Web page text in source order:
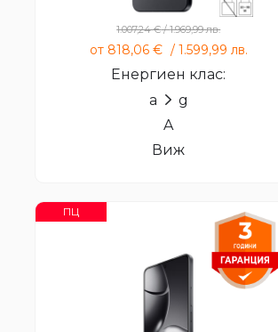
1.007,24€/1.969,99лв.
от 818,06 € / 1.599,99 лв.
Енергиен клас:
a
g
A
Виж
ПЦ